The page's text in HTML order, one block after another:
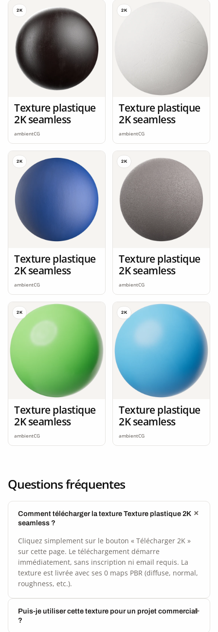
2K
Texture plastique
2K seamless
ambientCG
2K
Texture plastique
2K seamless
ambientCG
2K
Texture plastique
2K seamless
ambientCG
2K
Texture plastique
2K seamless
ambientCG
2K
Texture plastique
2K seamless
ambientCG
2K
Texture plastique
2K seamless
ambientCG
Questions fréquentes
Comment télécharger la texture Texture plastique 2K
seamless ?
Cliquez simplement sur le bouton « Télécharger 2K »
sur cette page. Le téléchargement démarre
immédiatement, sans inscription ni email requis. La
texture est livrée avec ses 0 maps PBR (diffuse, normal,
roughness, etc.).
Puis-je utiliser cette texture pour un projet commercial
?